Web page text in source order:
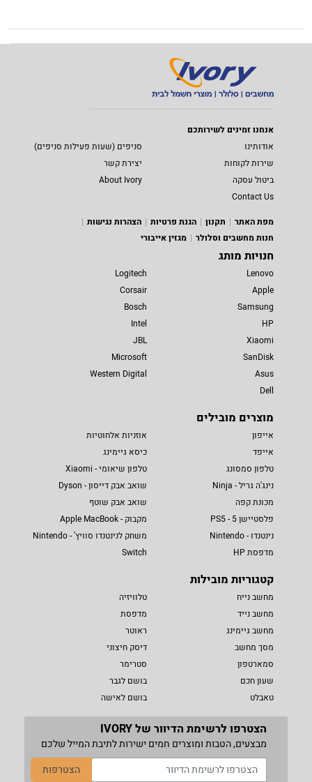
אנחנו זמינים לשירותכם
אודותינו
סניפים (שעות פעילות סניפים)
שירות לקוחות
יצירת קשר
ביטול עסקה
About Ivory
Contact Us
מפת האתר
תקנון הגנת פרטיות
הצהרות נגישות
חנות מחשבים וסלולר
מגזין אייבורי
חנויות מותג
Lenovo
Apple
Samsung
HP
Xiaomi
SanDisk
Asus
Dell
Logitech
Corsair
Bosch
Intel
JBL
Microsoft
Western Digital
מוצרים מובילים
אייפון
אייפד
טלפון סמסונג
נינג'ה גריל - Ninja
מכונת קפה
פלסטיישן 5 - PS5
נינטנדו - Nintendo
מדפסת HP
אוזניות אלחוטיות
כיסא גיימינג
טלפון שיאומי - Xiaomi
שואב אבק דייסון - Dyson
שואב אבק שוטף
מקבוק - Apple MacBook
משחק לנינטנדו סוויץ' - Nintendo
Switch
קטגוריות מובילות
מחשב נייח
מחשב נייד
מחשב גיימינג
מסך מחשב
סמארטפון
שעון חכם
טאבלט
טלוויזיה
מדפסת
ראוטר
דיסק חיצוני
סטרימר
בושם לגבר
בושם לאישה
הצטרפו לרשימת הדיוור של IVORY
מבצעים, הטבות ומוצרים חמים ישירות לתיבת המייל שלכם
הצטרפות